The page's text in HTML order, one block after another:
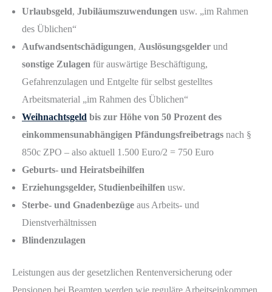
Urlaubsgeld, Jubiläumszuwendungen usw. „im Rahmen
des Üblichen“
Aufwandsentschädigungen, Auslösungsgelder und
sonstige Zulagen für auswärtige Beschäftigung,
Gefahrenzulagen und Entgelte für selbst gestelltes
Arbeitsmaterial „im Rahmen des Üblichen“
Weihnachtsgeld bis zur Höhe von 50 Prozent des
einkommensunabhängigen Pfändungsfreibetrags nach §
850c ZPO – also aktuell 1.500 Euro/2 = 750 Euro
Geburts- und Heiratsbeihilfen
Erziehungsgelder, Studienbeihilfen usw.
Sterbe- und Gnadenbezüge aus Arbeits- und
Dienstverhältnissen
Blindenzulagen
Leistungen aus der gesetzlichen Rentenversicherung oder